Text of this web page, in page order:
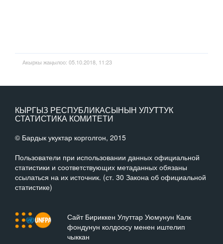
Акыркы жаңылоо: 05.10.2018, 11:23
КЫРГЫЗ РЕСПУБЛИКАСЫНЫН УЛУТТУК
СТАТИСТИКА КОМИТЕТИ
© Бардык укуктар корголгон, 2015
Пользователи при использовании данных официальной
статистики и соответствующих метаданных обязаны
ссылаться на их источник. (ст. 30 Закона об официальной
статистике)
Сайт Бириккен Улуттар Уюмунун Калк
фондунун колдоосу менен иштелип
чыккан